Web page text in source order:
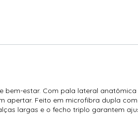
estar. Com pala lateral
apertar. Feito em microfibra dupla
largas e o fecho triplo garantem